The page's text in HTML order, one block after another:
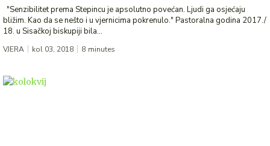
"Senzibilitet prema Stepincu je apsolutno povećan. Ljudi ga osjećaju
bližim. Kao da se nešto i u vjernicima pokrenulo." Pastoralna godina 2017./
18. u Sisačkoj biskupiji bila...
VJERA kol 03, 2018 8 minutes